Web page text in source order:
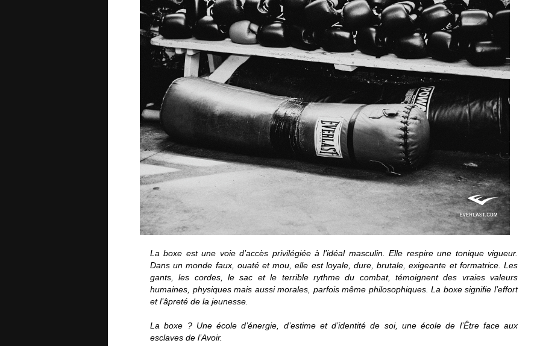
La boxe est une voie d’accès privilégiée à l’idéal masculin. Elle respire une tonique vigueur.
Dans un monde faux, ouaté et mou, elle est loyale, dure, brutale, exigeante et formatrice. Les
gants, les cordes, le sac et le terrible rythme du combat, témoignent des vraies valeurs
humaines, physiques mais aussi morales, parfois même philosophiques. La boxe signifie l’effort
et l’âpreté de la jeunesse.
La boxe ? Une école d’énergie, d’estime et d’identité de soi, une école de l’Être face aux
esclaves de l’Avoir.